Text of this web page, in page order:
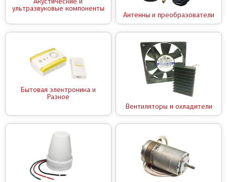
ультразвуковые компоненты
Антенны и преобразователи
Бытовая электроника и
Разное
Вентиляторы и охладители